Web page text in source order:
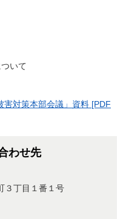
いて
対策本部会議」資料 [PDF
わせ先
３丁目１番１号